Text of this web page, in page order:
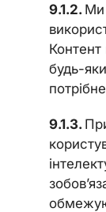
Ми
Контент
будь-